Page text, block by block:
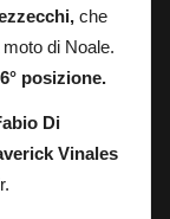
che
di Noale.
posizione.
Di
Vinales